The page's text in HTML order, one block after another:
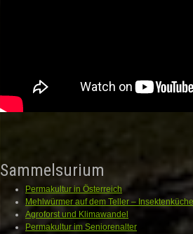
Sammelsurium
Permakultur in Österreich
Mehlwürmer auf dem Teller – Insektenküche
Agroforst und Klimawandel
Permakultur im Seniorenalter